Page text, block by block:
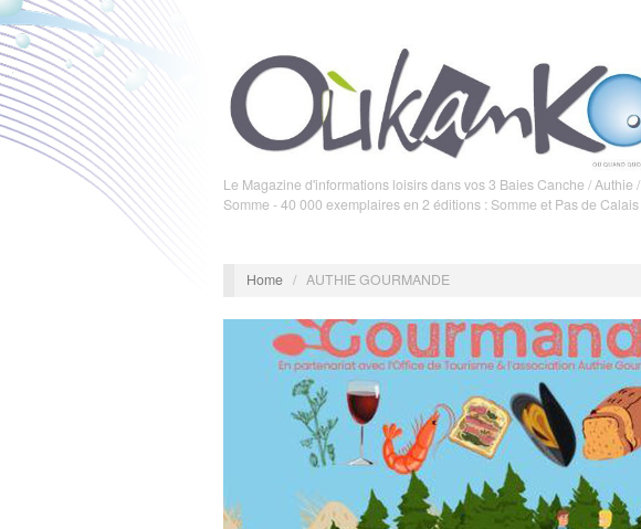
Le Magazine d'informations loisirs dans vos 3 Baies Canche / Authie /
Somme - 40 000 exemplaires en 2 éditions : Somme et Pas de Calais
Home / AUTHIE GOURMANDE